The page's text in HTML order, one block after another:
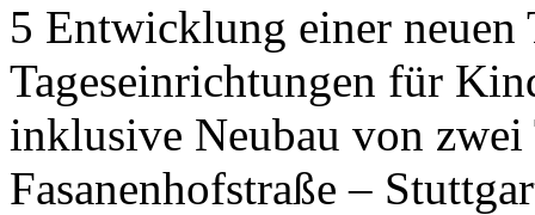
5 Entwicklung einer neuen
Tageseinrichtungen für
inklusive Neubau von
Fasanenhofstraße –